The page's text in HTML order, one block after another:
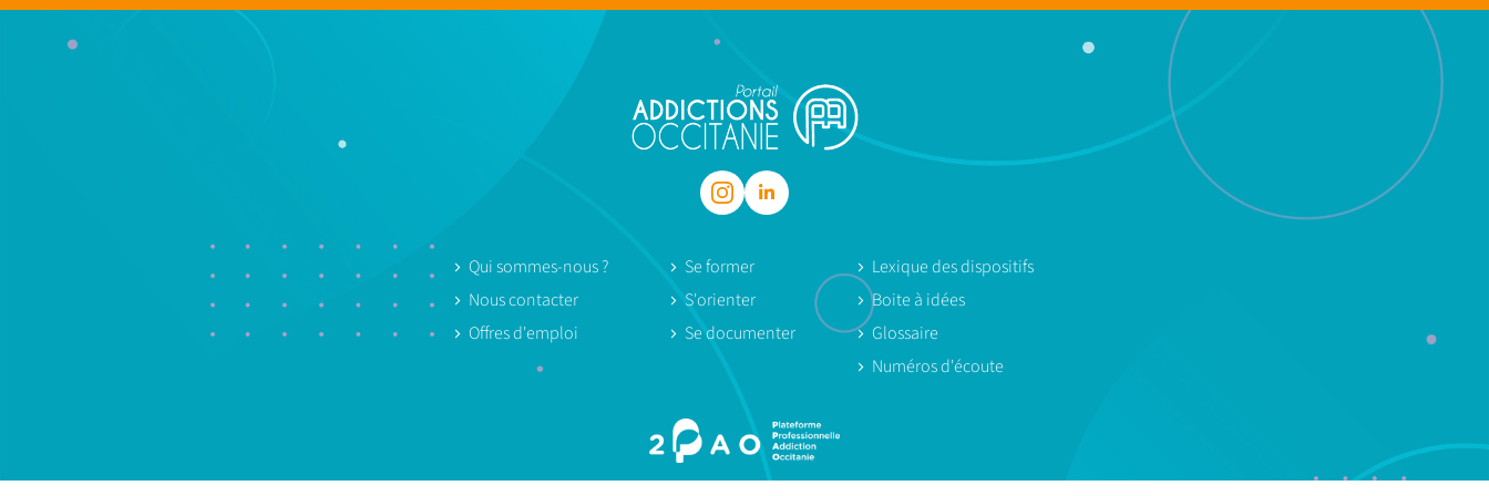
Qui sommes-nous ?
Nous contacter
Offres d'emploi
Se former
S'orienter
Se documenter
Lexique des dispositifs
Boite à idées
Glossaire
Numéros d'écoute